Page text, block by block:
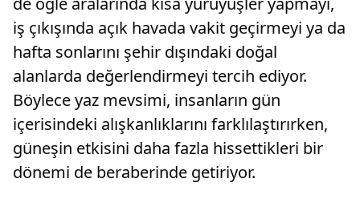
iş çıkışında açık havada vakit geçirmeyi ya da
hafta sonlarını şehir dışındaki doğal
alanlarda değerlendirmeyi tercih ediyor.
Böylece yaz mevsimi, insanların gün
içerisindeki alışkanlıklarını farklılaştırırken,
güneşin etkisini daha fazla hissettikleri bir
dönemi de beraberinde getiriyor.